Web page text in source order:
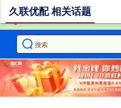
久联优配 相关话题